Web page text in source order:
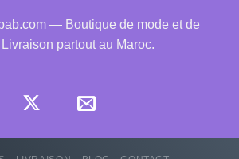
— Boutique de mode et de
partout au Maroc.